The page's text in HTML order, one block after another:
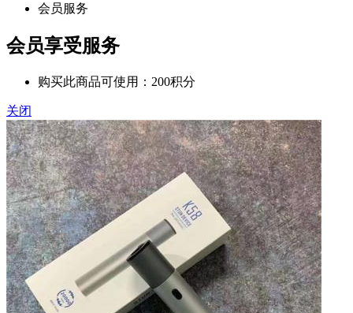
会员服务
会员享受服务
购买此商品可使用：200积分
关闭